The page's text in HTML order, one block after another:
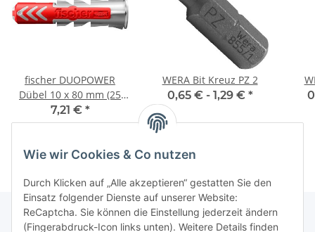
fischer DUOPOWER
Dübel 10 x 80 mm (25
Stück)
7,21 € *
WERA Bit Kreuz PZ 2
0,65 € - 1,29 € *
Wie wir Cookies & Co nutzen
Durch Klicken auf „Alle akzeptieren“ gestatten Sie den
Einsatz folgender Dienste auf unserer Website:
ReCaptcha. Sie können die Einstellung jederzeit ändern
(Fingerabdruck-Icon links unten). Weitere Details finden